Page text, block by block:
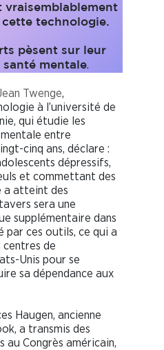
vraisemblablement
technologie.
pèsent sur leur
mentale.
Twenge,
à l’université de
qui étudie les
entre
cinq ans, déclare :
dépressifs,
et commettant des
a atteint des
sera une
supplémentaire dans
par ces outils, ce qui a
centres de
Unis pour se
sa dépendance aux
Haugen, ancienne
a transmis des
au Congrès américain,